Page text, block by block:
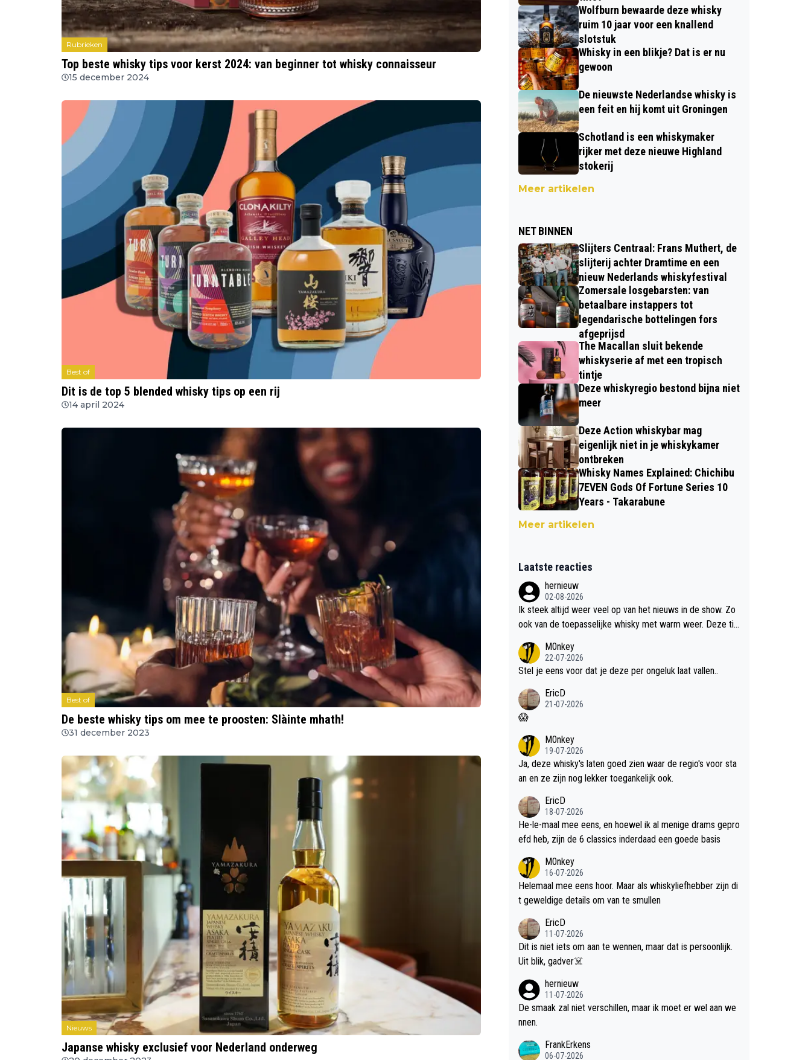
Rubrieken
Top beste whisky tips voor kerst 2024: van beginner tot whisky connaisseur
15 december 2024
Best of
Dit is de top 5 blended whisky tips op een rij
14 april 2024
Best of
De beste whisky tips om mee te proosten: Slàinte mhath!
31 december 2023
Nieuws
Japanse whisky exclusief voor Nederland onderweg
Wolfburn bewaarde deze whisky
ruim 10 jaar voor een knallend
slotstuk
Whisky in een blikje? Dat is er nu
gewoon
De nieuwste Nederlandse whisky is
een feit en hij komt uit Groningen
Schotland is een whiskymaker
rijker met deze nieuwe Highland
stokerij
Meer artikelen
NET BINNEN
Slijters Centraal: Frans Muthert, de
slijterij achter Dramtime en een
nieuw Nederlands whiskyfestival
Zomersale losgebarsten: van
betaalbare instappers tot
legendarische bottelingen fors
afgeprijsd
The Macallan sluit bekende
whiskyserie af met een tropisch
tintje
Deze whiskyregio bestond bijna niet
meer
Deze Action whiskybar mag
eigenlijk niet in je whiskykamer
ontbreken
Whisky Names Explained: Chichibu
7EVEN Gods Of Fortune Series 10
Years - Takarabune
Meer artikelen
Laatste reacties
hernieuw
02-08-2026
Ik steek altijd weer veel op van het nieuws in de show. Zo
ook van de toepasselijke whisky met warm weer. Deze tip
M0nkey
22-07-2026
Stel je eens voor dat je deze per ongeluk laat vallen..
EricD
21-07-2026
😱
M0nkey
19-07-2026
Ja, deze whisky's laten goed zien waar de regio's voor sta
an en ze zijn nog lekker toegankelijk ook.
EricD
18-07-2026
He-le-maal mee eens, en hoewel ik al menige drams gepro
efd heb, zijn de 6 classics inderdaad een goede basis
M0nkey
16-07-2026
Helemaal mee eens hoor. Maar als whiskyliefhebber zijn di
t geweldige details om van te smullen
EricD
11-07-2026
Dit is niet iets om aan te wennen, maar dat is persoonlijk.
Uit blik, gadver☠️
hernieuw
11-07-2026
De smaak zal niet verschillen, maar ik moet er wel aan we
nnen.
FrankErkens
06-07-2026